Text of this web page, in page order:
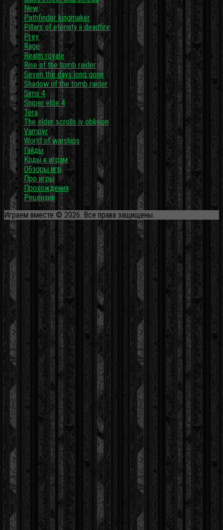
New
Pathfinder kingmaker
Pillars of eternity ii deadfire
Prey
Rage
Realm royale
Rise of the tomb raider
Seven the days long gone
Shadow of the tomb raider
Sims 4
Sniper elite 4
Tera
The elder scrolls iv oblivion
Vampyr
World of warships
Гайды
Коды к играм
Обзоры игр
Про игры
Прохождения
Рецензии
Играем вместе © 2026. Все права защищены.